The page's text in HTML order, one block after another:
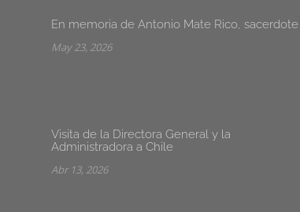
En memoria de Antonio Mate Rico, sacerdote
May 23, 2026
Visita de la Directora General y la
Administradora a Chile
Abr 13, 2026